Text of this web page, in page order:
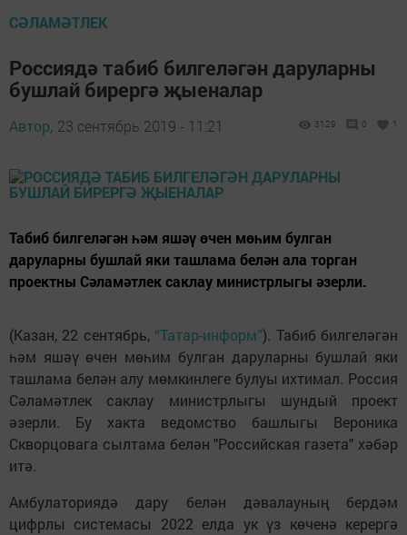
СӘЛАМӘТЛЕК
Россиядә табиб билгеләгән даруларны
бушлай бирергә җыеналар
Автор, 23 сентябрь 2019 - 11:21 3129 0 1
Табиб билгеләгән һәм яшәү өчен мөһим булган
даруларны бушлай яки ташлама белән ала торган
проектны Сәламәтлек саклау министрлыгы әзерли.
(Казан, 22 сентябрь, “Татар-информ”). Табиб билгеләгән
һәм яшәү өчен мөһим булган даруларны бушлай яки
ташлама белән алу мөмкинлеге булуы ихтимал. Россия
Сәламәтлек саклау министрлыгы шундый проект
әзерли. Бу хакта ведомство башлыгы Вероника
Скворцовага сылтама белән "Российская газета" хәбәр
итә.
Амбулаториядә дару белән дәвалауның бердәм
цифрлы системасы 2022 елда ук үз көченә керергә